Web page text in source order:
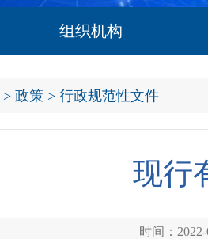
组织机构
> 政策 > 行政规范性文件
现行
时间：